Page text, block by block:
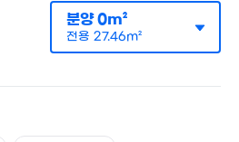
월세 500만원/45만원
전용27m²
계약일 '25. 05
142m²
분양0m²
전용 27.46m²